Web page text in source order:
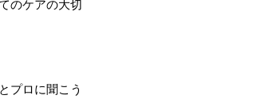
のケアの大切
プロに聞こう